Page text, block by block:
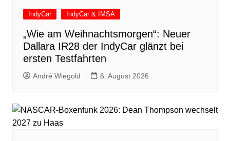
IndyCar IndyCar & IMSA
„Wie am Weihnachtsmorgen“: Neuer
Dallara IR28 der IndyCar glänzt bei
ersten Testfahrten
André Wiegold 6. August 2026